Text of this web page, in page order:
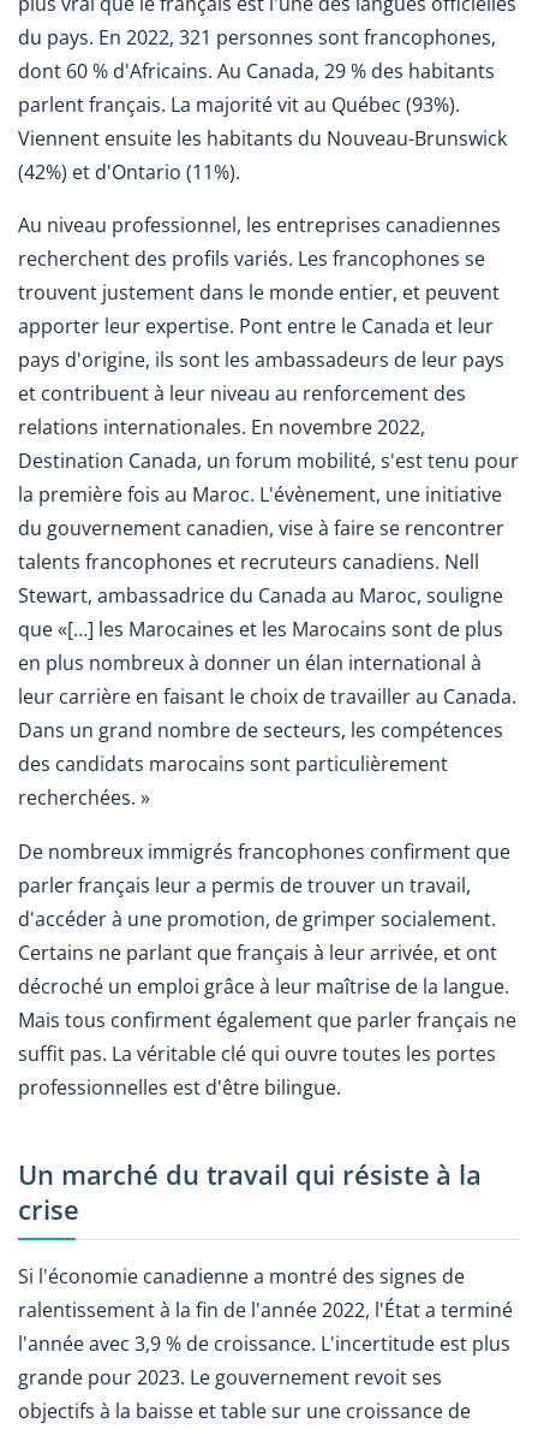
du pays. En 2022, 321 personnes sont francophones,
dont 60 % d'Africains. Au Canada, 29 % des habitants
parlent français. La majorité vit au Québec (93%).
Viennent ensuite les habitants du Nouveau-Brunswick
(42%) et d'Ontario (11%).
Au niveau professionnel, les entreprises canadiennes
recherchent des profils variés. Les francophones se
trouvent justement dans le monde entier, et peuvent
apporter leur expertise. Pont entre le Canada et leur
pays d'origine, ils sont les ambassadeurs de leur pays
et contribuent à leur niveau au renforcement des
relations internationales. En novembre 2022,
Destination Canada, un forum mobilité, s'est tenu pour
la première fois au Maroc. L'évènement, une initiative
du gouvernement canadien, vise à faire se rencontrer
talents francophones et recruteurs canadiens. Nell
Stewart, ambassadrice du Canada au Maroc, souligne
que «[…] les Marocaines et les Marocains sont de plus
en plus nombreux à donner un élan international à
leur carrière en faisant le choix de travailler au Canada.
Dans un grand nombre de secteurs, les compétences
des candidats marocains sont particulièrement
recherchées. »
De nombreux immigrés francophones confirment que
parler français leur a permis de trouver un travail,
d'accéder à une promotion, de grimper socialement.
Certains ne parlant que français à leur arrivée, et ont
décroché un emploi grâce à leur maîtrise de la langue.
Mais tous confirment également que parler français ne
suffit pas. La véritable clé qui ouvre toutes les portes
professionnelles est d'être bilingue.
Un marché du travail qui résiste à la
crise
Si l'économie canadienne a montré des signes de
ralentissement à la fin de l'année 2022, l'État a terminé
l'année avec 3,9 % de croissance. L'incertitude est plus
grande pour 2023. Le gouvernement revoit ses
objectifs à la baisse et table sur une croissance de